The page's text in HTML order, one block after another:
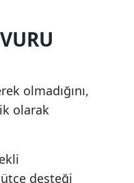
olmadığını,
olarak
desteği